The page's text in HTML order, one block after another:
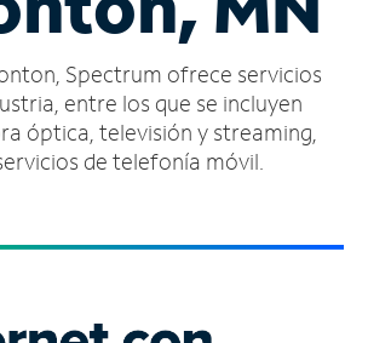
Spectrum ofrece servicios
entre los que se incluyen
óptica, televisión y streaming,
de telefonía móvil.